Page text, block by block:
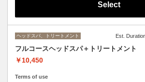
Select
ヘッドスパ、トリートメント Est.
フルコースヘッドスパ＋トリートメント
￥10,450
Terms of use